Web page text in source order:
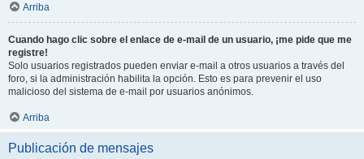
Arriba
Cuando hago clic sobre el enlace de e-mail de un usuario, ¡me pide que me
registre!
Solo usuarios registrados pueden enviar e-mail a otros usuarios a través del
foro, si la administración habilita la opción. Esto es para prevenir el uso
malicioso del sistema de e-mail por usuarios anónimos.
Arriba
Publicación de mensajes